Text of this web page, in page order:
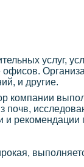
услуг,
и другие.
компании
и